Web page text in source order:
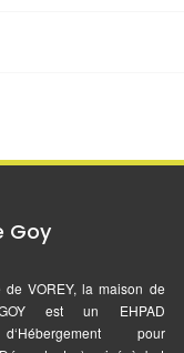
Goy
VOREY, la maison de
est un EHPAD
pour